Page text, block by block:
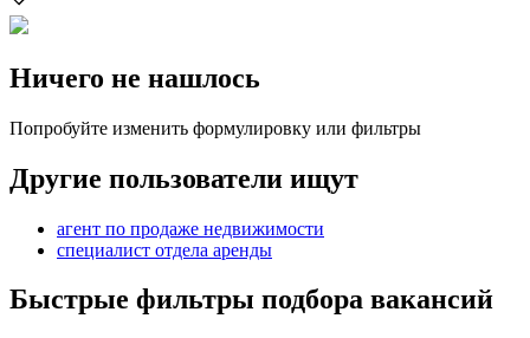
Ничего не нашлось
Попробуйте изменить формулировку или фильтры
Другие пользователи ищут
агент по продаже недвижимости
специалист отдела аренды
Быстрые фильтры подбора вакансий